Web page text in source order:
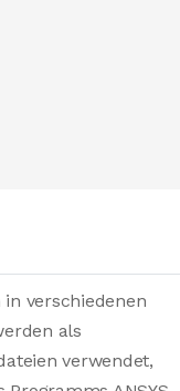
verschiedenen
als
verwendet,